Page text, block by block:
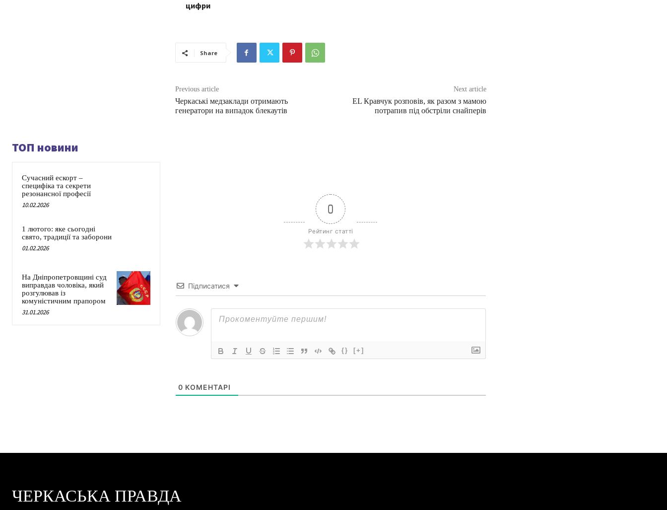
цифри
Share
Previous article
Черкаські медзаклади отримають
генератори на випадок блекаутів
Next article
EL Кравчук розповів, як разом з мамою
потрапив під обстріли снайперів
ТОП новини
Сучасний ескорт –
специфіка та секрети
резонансної професії
10.02.2026
1 лютого: яке сьогодні
свято, традиції та заборони
01.02.2026
На Дніпропетровщині суд
виправдав чоловіка, який
розгулював із
комуністичним прапором
31.01.2026
0
Рейтинг статті
Підписатися
{} [+]
0 КОМЕНТАРІ
ЧЕРКАСЬКА ПРАВДА